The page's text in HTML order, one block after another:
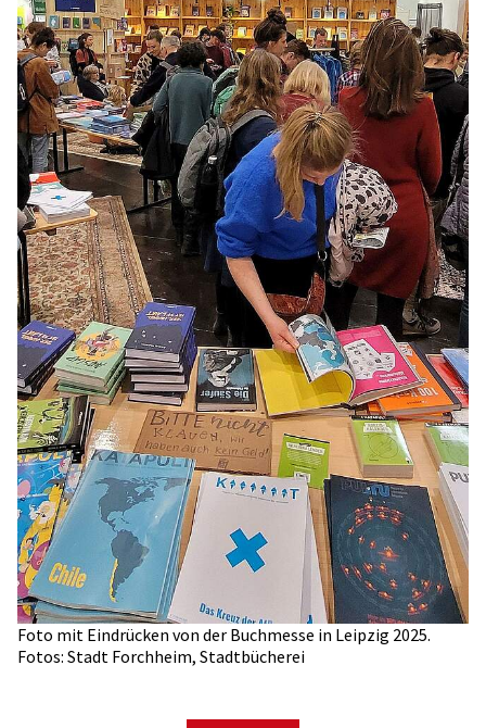
Foto mit Eindrücken von der Buchmesse in Leipzig 2025.
Fotos: Stadt Forchheim, Stadtbücherei